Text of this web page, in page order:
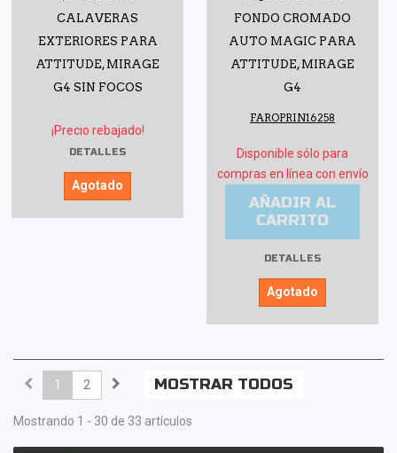
CALAVERAS
EXTERIORES PARA
ATTITUDE, MIRAGE
G4 SIN FOCOS
¡Precio rebajado!
DETALLES
Agotado
FONDO CROMADO
AUTO MAGIC PARA
ATTITUDE, MIRAGE
G4
FAROPRIN16258
Disponible sólo para
compras en línea con envío
AÑADIR AL
CARRITO
DETALLES
Agotado
MOSTRAR TODOS
1 2
Mostrando 1 - 30 de 33 artículos